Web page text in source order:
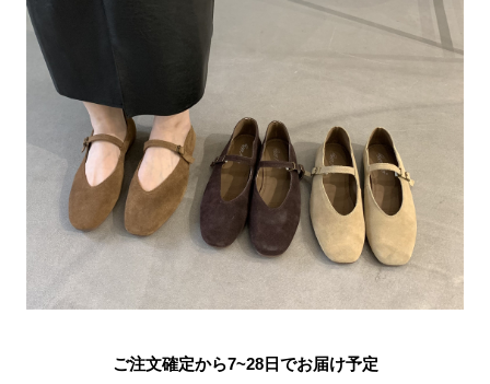
ご注文確定から7~28日でお届け予定